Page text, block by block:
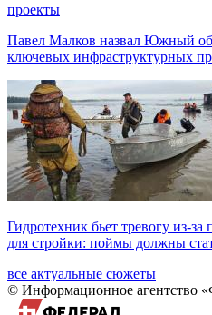
проекты
Павел Малков назвал Южный
ключевых инфраструктурных
Гидротехник бьет тревогу из-
для стройки: поймы должны
все актуальные сюжеты
© Информационное агентство